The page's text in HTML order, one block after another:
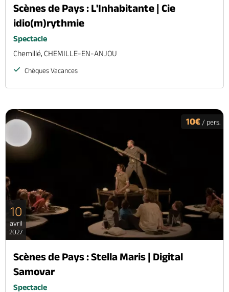
Scènes de Pays : L'Inhabitante | Cie
idio(m)rythmie
Spectacle
Chemillé, CHEMILLE-EN-ANJOU
Chèques Vacances
10€ / pers.
10
avril
2027
Scènes de Pays : Stella Maris | Digital
Samovar
Spectacle